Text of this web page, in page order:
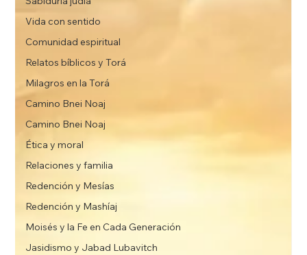
Vida con sentido
Comunidad espiritual
Relatos bíblicos y Torá
Milagros en la Torá
Camino Bnei Noaj
Camino Bnei Noaj
Ética y moral
Relaciones y familia
Redención y Mesías
Redención y Mashíaj
Moisés y la Fe en Cada Generación
Jasidismo y Jabad Lubavitch